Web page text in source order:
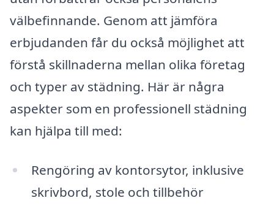
välbefinnande. Genom att jämföra
erbjudanden får du också möjlighet att
förstå skillnaderna mellan olika företag
och typer av städning. Här är några
aspekter som en professionell städning
kan hjälpa till med:
Rengöring av kontorsytor, inklusive
skrivbord, stole och tillbehör